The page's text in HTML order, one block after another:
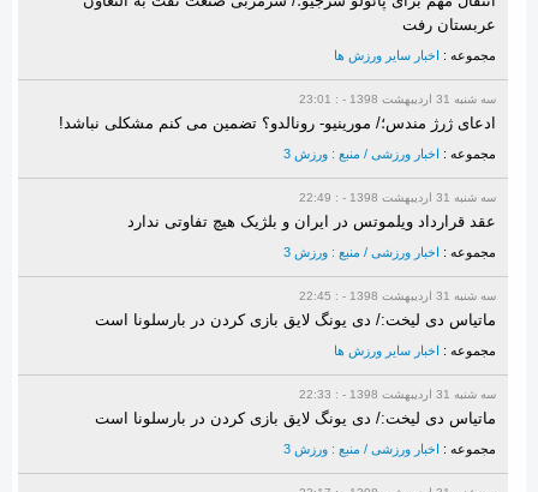
عربستان رفت
مجموعه : اخبار سایر ورزش ها
سه شنبه 31 ارديبهشت 1398 - : 23:01
ادعای ژرژ مندس؛/ مورینیو- رونالدو؟ تضمین می کنم مشکلی نباشد!
مجموعه : اخبار ورزشی / منبع : ورزش 3
سه شنبه 31 ارديبهشت 1398 - : 22:49
عقد قرارداد ویلموتس در ایران و بلژیک هیچ تفاوتی ندارد
مجموعه : اخبار ورزشی / منبع : ورزش 3
سه شنبه 31 ارديبهشت 1398 - : 22:45
ماتیاس دی لیخت:/ دی یونگ لایق بازی کردن در بارسلونا است
مجموعه : اخبار سایر ورزش ها
سه شنبه 31 ارديبهشت 1398 - : 22:33
ماتیاس دی لیخت:/ دی یونگ لایق بازی کردن در بارسلونا است
مجموعه : اخبار ورزشی / منبع : ورزش 3